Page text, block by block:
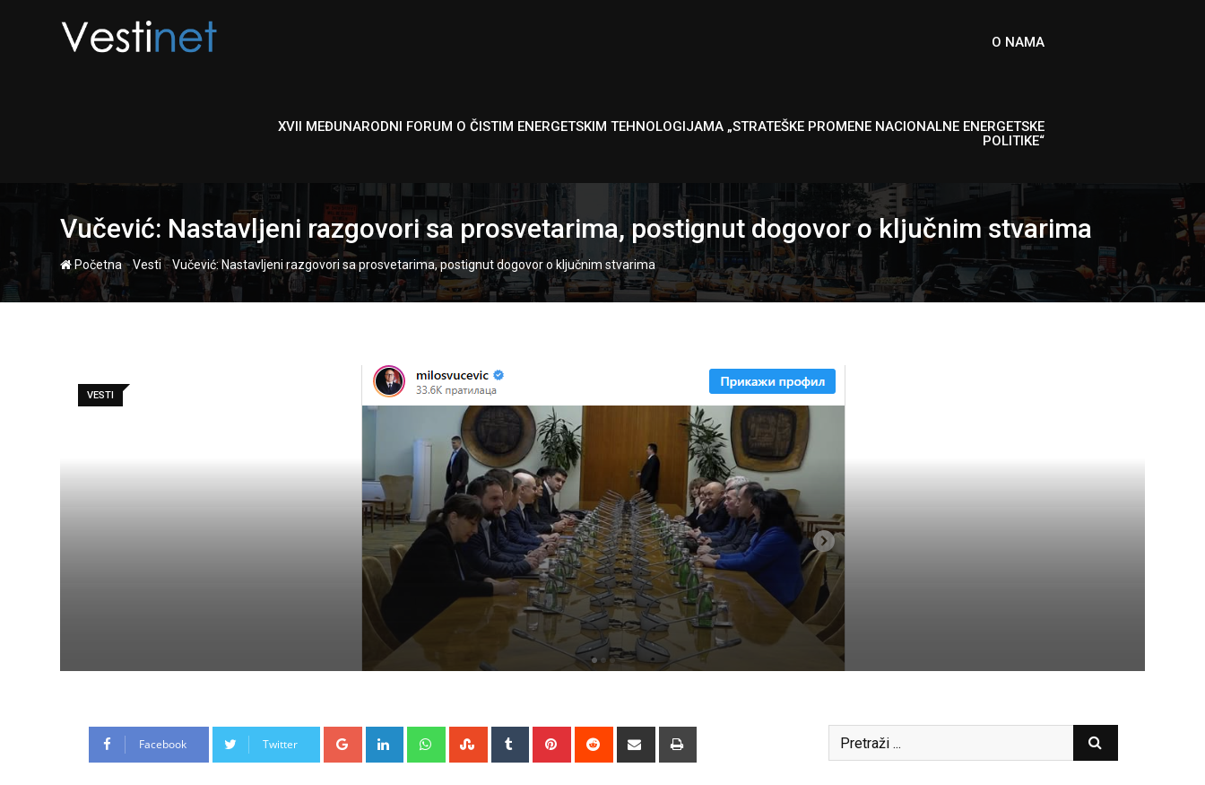
O NAMA
XVII MEĐUNARODNI FORUM O ČISTIM ENERGETSKIM TEHNOLOGIJAMA „STRATEŠKE PROMENE NACIONALNE ENERGETSKE
POLITIKE“
Vučević: Nastavljeni razgovori sa prosvetarima, postignut dogovor o ključnim stvarima
Početna-Vesti-Vučević: Nastavljeni razgovori sa prosvetarima, postignut dogovor o ključnim stvarima
VESTI
Facebook Twitter Google+ LinkedIn WhatsappStumbleUpon
Tumblr Pinterest Reddit
Share